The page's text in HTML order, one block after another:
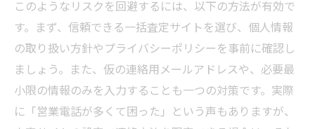
このようなリスクを回避するには、以下の方法が有効で
す。まず、信頼できる一括査定サイトを選び、個人情報
の取り扱い方針やプライバシーポリシーを事前に確認し
ましょう。また、仮の連絡用メールアドレスや、必要最
小限の情報のみを入力することも一つの対策です。実際
に「営業電話が多くて困った」という声もありますが、